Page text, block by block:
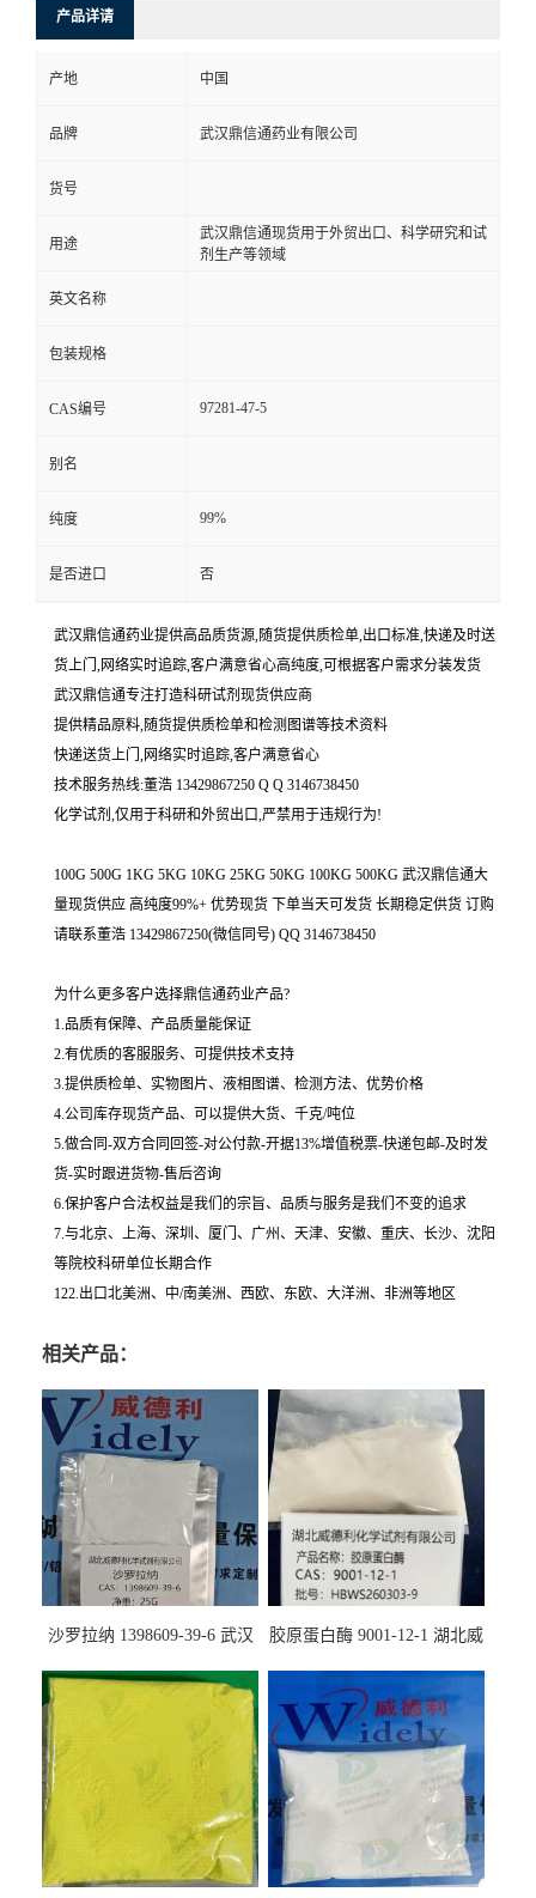
产品详请
产地 中国
品牌 武汉鼎信通药业有限公司
货号
用途
武汉鼎信通现货用于外贸出口、科学研究和试
剂生产等领域
英文名称
包装规格
CAS编号 97281-47-5
别名
纯度 99%
是否进口 否
武汉鼎信通药业提供高品质货源,随货提供质检单,出口标准,快递及时送
货上门,网络实时追踪,客户满意省心高纯度,可根据客户需求分装发货
武汉鼎信通专注打造科研试剂现货供应商
提供精品原料,随货提供质检单和检测图谱等技术资料
快递送货上门,网络实时追踪,客户满意省心
技术服务热线:董浩 13429867250 Q Q 3146738450
化学试剂,仅用于科研和外贸出口,严禁用于违规行为!
100G 500G 1KG 5KG 10KG 25KG 50KG 100KG 500KG 武汉鼎信通大
量现货供应 高纯度99%+ 优势现货 下单当天可发货 长期稳定供货 订购
请联系董浩 13429867250(微信同号) QQ 3146738450
为什么更多客户选择鼎信通药业产品?
1.品质有保障、产品质量能保证
2.有优质的客服服务、可提供技术支持
3.提供质检单、实物图片、液相图谱、检测方法、优势价格
4.公司库存现货产品、可以提供大货、千克/吨位
5.做合同-双方合同回签-对公付款-开据13%增值税票-快递包邮-及时发
货-实时跟进货物-售后咨询
6.保护客户合法权益是我们的宗旨、品质与服务是我们不变的追求
7.与北京、上海、深圳、厦门、广州、天津、安徽、重庆、长沙、沈阳
等院校科研单位长期合作
122.出口北美洲、中/南美洲、西欧、东欧、大洋洲、非洲等地区
相关产品：
沙罗拉纳 1398609-39-6 武汉
胶原蛋白酶 9001-12-1 湖北威